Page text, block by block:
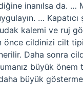
inanılsa da. …
… Kapatıcı
kalemi ve ruj
önce cildinizi cilt
Daha sonra
büyük önem
büyük